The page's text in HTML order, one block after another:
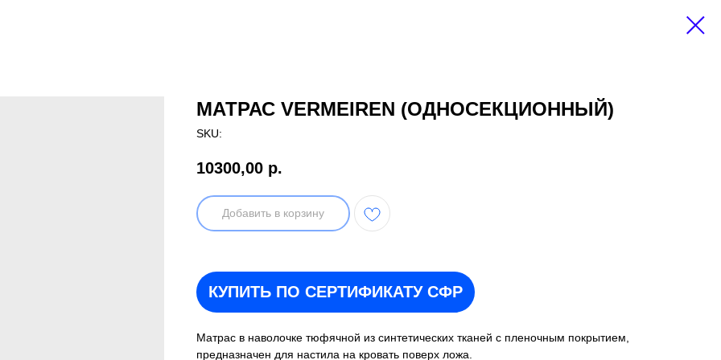
МАТРАС VERMEIREN (ОДНОСЕКЦИОННЫЙ)
SKU:
10300,00 р.
Добавить в корзину
КУПИТЬ ПО СЕРТИФИКАТУ СФР
Матрас в наволочке тюфячной из синтетических тканей с пленочным покрытием,
предназначен для настила на кровать поверх ложа.